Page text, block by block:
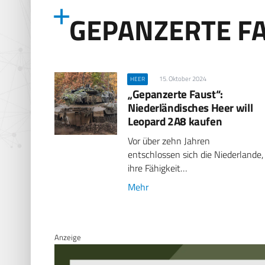
GEPANZERTE
HEER 15. Oktober 2024
„Gepanzerte Faust“:
Niederländisches Heer will
Leopard 2A8 kaufen
Vor über zehn Jahren
entschlossen sich die Niederlande,
ihre Fähigkeit…
Mehr
Anzeige